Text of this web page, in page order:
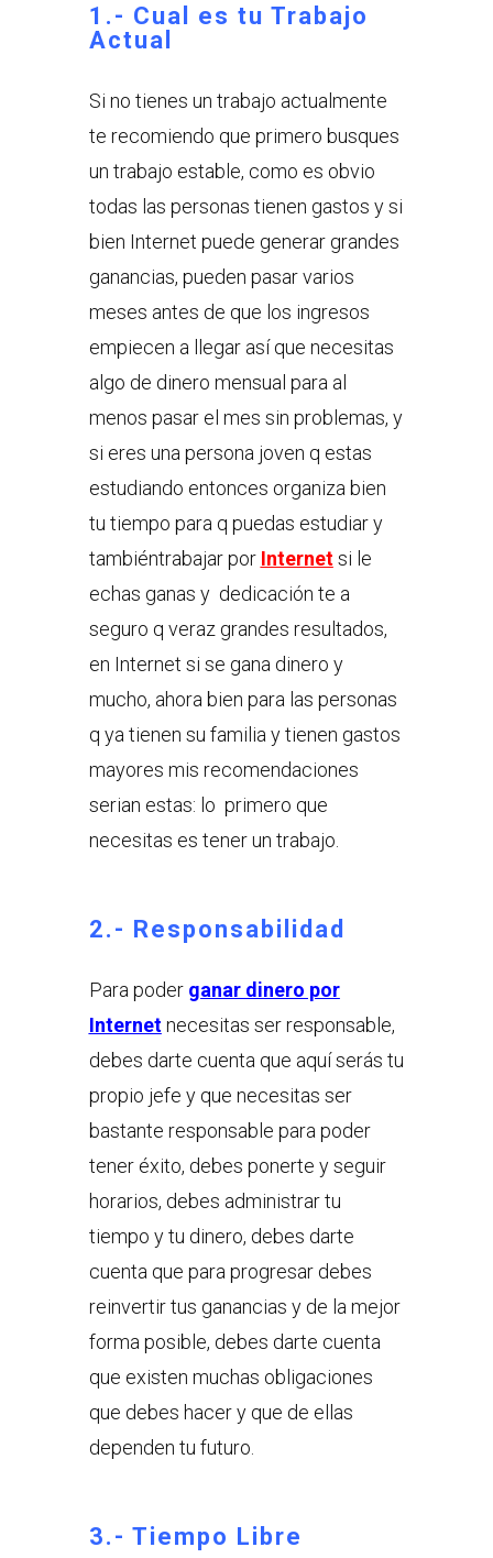
1.- Cual es tu Trabajo
Actual
Si no tienes un trabajo actualmente
te recomiendo que primero busques
un trabajo estable, como es obvio
todas las personas tienen gastos y si
bien Internet puede generar grandes
ganancias, pueden pasar varios
meses antes de que los ingresos
empiecen a llegar así que necesitas
algo de dinero mensual para al
menos pasar el mes sin problemas, y
si eres una persona joven q estas
estudiando entonces organiza bien
tu tiempo para q puedas estudiar y
tambiéntrabajar por Internetsi le
echas ganas y dedicación te a
seguro q veraz grandes resultados,
en Internet si se gana dinero y
mucho, ahora bien para las personas
q ya tienen su familia y tienen gastos
mayores mis recomendaciones
serian estas: lo primero que
necesitas es tener un trabajo.
2.- Responsabilidad
Para poder ganar dinero por
Internetnecesitas ser responsable,
debes darte cuenta que aquí serás tu
propio jefe y que necesitas ser
bastante responsable para poder
tener éxito, debes ponerte y seguir
horarios, debes administrar tu
tiempo y tu dinero, debes darte
cuenta que para progresar debes
reinvertir tus ganancias y de la mejor
forma posible, debes darte cuenta
que existen muchas obligaciones
que debes hacer y que de ellas
dependen tu futuro.
3.- Tiempo Libre